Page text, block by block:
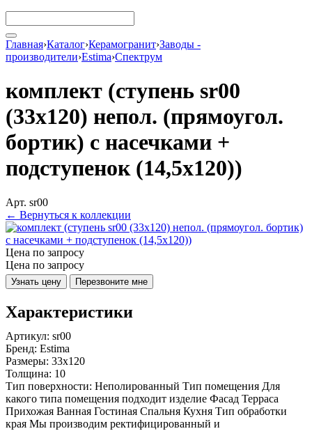
Главная›Каталог›Керамогранит›Заводы -
производители›Estima›Спектрум
комплект (ступень sr00
(33x120) непол. (прямоугол.
бортик) с насечками +
подступенок (14,5x120))
Арт. sr00
← Вернуться к коллекции
Цена по запросу
Цена по запросу
Узнать цену Перезвоните мне
Характеристики
Артикул: sr00
Бренд: Estima
Размеры: 33x120
Толщина: 10
Тип поверхности: Неполированный Тип помещения Для
какого типа помещения подходит изделие Фасад Терраса
Прихожая Ванная Гостиная Спальня Кухня Тип обработки
края Мы производим ректифицированный и